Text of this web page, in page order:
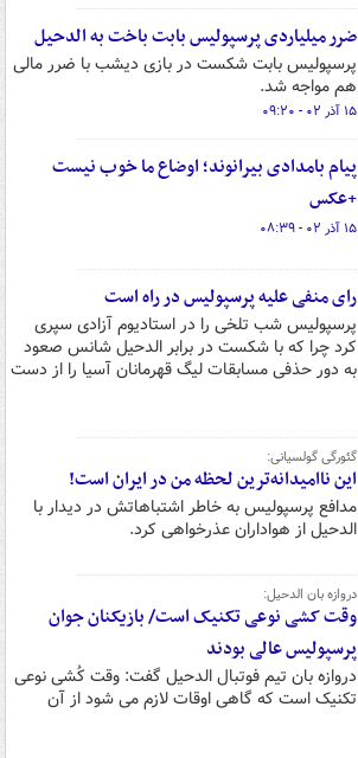
ضرر میلیاردی پرسپولیس بابت باخت به الدحیل
پرسپولیس بابت شکست در بازی دیشب با ضرر مالی
هم مواجه شد.
۱۵ آذر ۰۲ - ۰۹:۲۰
پیام بامدادی بیرانوند؛ اوضاع ما خوب نیست
+عکس
۱۵ آذر ۰۲ - ۰۸:۳۹
رای منفی علیه پرسپولیس در راه است
پرسپولیس شب تلخی را در استادیوم آزادی سپری
کرد چرا که با شکست در برابر الدحیل شانس صعود
به دور حذفی مسابقات لیگ قهرمانان آسیا را از دست
گئورگی گولسیانی:
این ناامیدانه‌ترین لحظه من در ایران است!
مدافع پرسپولیس به خاطر اشتباهاتش در دیدار با
الدحیل از هواداران عذرخواهی کرد.
دروازه بان الدحیل:
وقت کشی نوعی تکنیک است/ بازیکنان جوان
پرسپولیس عالی بودند
دروازه بان تیم فوتبال الدحیل گفت: وقت کُشی نوعی
تکنیک است که گاهی اوقات لازم می شود از آن